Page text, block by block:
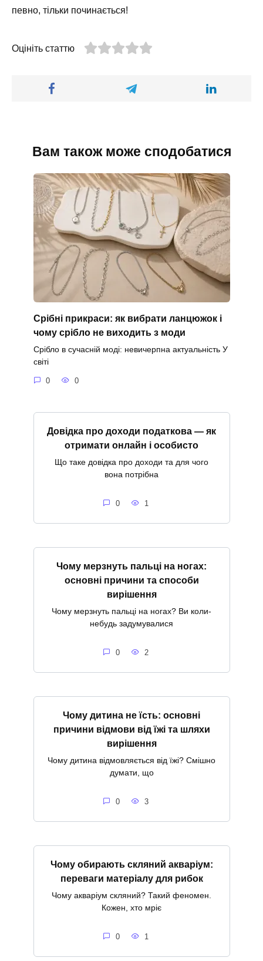
певно, тільки починається!
Оцініть статтю
Вам також може сподобатися
Срібні прикраси: як вибрати ланцюжок і
чому срібло не виходить з моди
Срібло в сучасній моді: невичерпна актуальність У
світі
0 0
Довідка про доходи податкова — як
отримати онлайн і особисто
Що таке довідка про доходи та для чого
вона потрібна
0 1
Чому мерзнуть пальці на ногах:
основні причини та способи
вирішення
Чому мерзнуть пальці на ногах? Ви коли-
небудь задумувалися
0 2
Чому дитина не їсть: основні
причини відмови від їжі та шляхи
вирішення
Чому дитина відмовляється від їжі? Смішно
думати, що
0 3
Чому обирають скляний акваріум:
переваги матеріалу для рибок
Чому акваріум скляний? Такий феномен.
Кожен, хто мріє
0 1